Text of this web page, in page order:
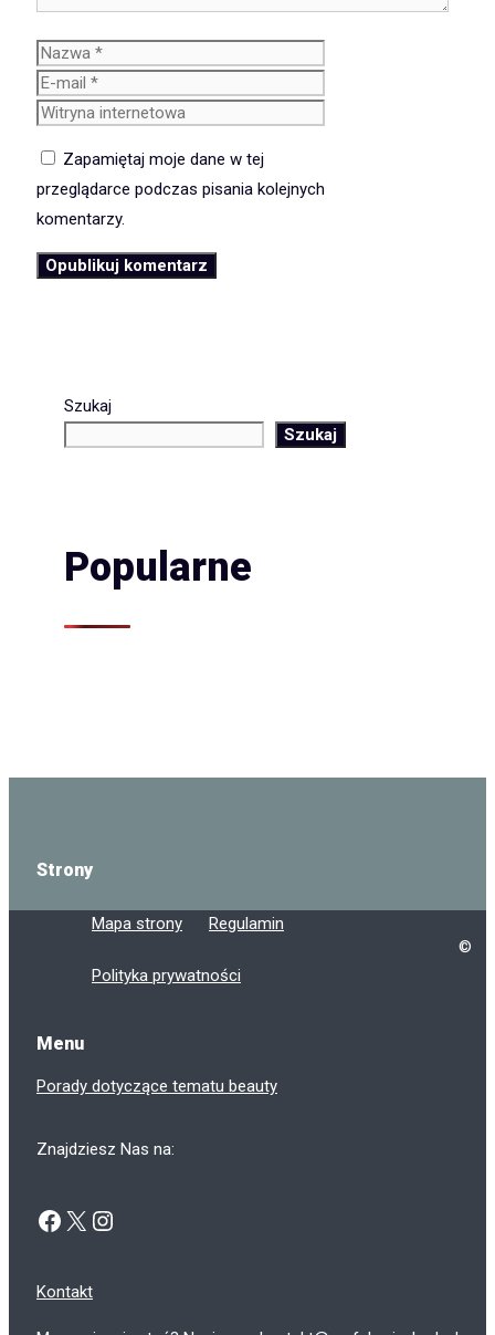
Nazwa
Zapamiętaj moje dane w tej
przeglądarce podczas pisania kolejnych
komentarzy.
Szukaj
Szukaj
Popularne
Strony
Mapa strony Regulamin
Polityka prywatności
Menu
Porady dotyczące tematu beauty
Znajdziesz Nas na:
Facebook
X Instagram
Kontakt
©